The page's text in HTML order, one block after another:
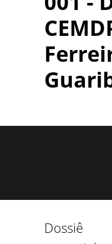
Dossiê